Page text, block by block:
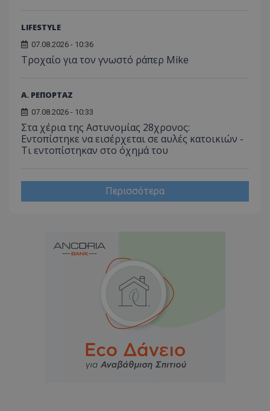
LIFESTYLE
07.08.2026 - 10:36
Τροχαίο για τον γνωστό ράπερ Mike
Α. ΡΕΠΟΡΤΑΖ
07.08.2026 - 10:33
Στα χέρια της Αστυνομίας 28χρονος:
Εντοπίστηκε να εισέρχεται σε αυλές κατοικιών -
Τι εντοπίστηκαν στο όχημά του
Περισσότερα